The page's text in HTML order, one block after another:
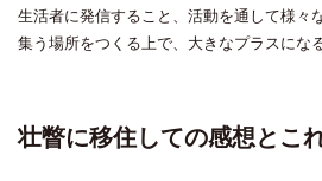
生活者に発信すること、活動を通して様々
集う場所をつくる上で、大きなプラスにな
壮瞥に移住しての感想とこ